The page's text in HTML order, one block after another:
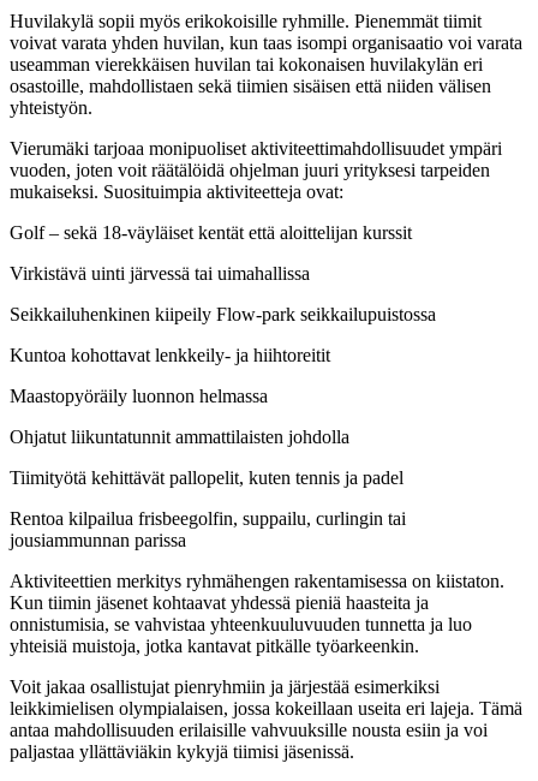
Huvilakylä sopii myös erikokoisille ryhmille. Pienemmät tiimit
voivat varata yhden huvilan, kun taas isompi organisaatio voi varata
useamman vierekkäisen huvilan tai kokonaisen huvilakylän eri
osastoille, mahdollistaen sekä tiimien sisäisen että niiden välisen
yhteistyön.
Vierumäki tarjoaa monipuoliset aktiviteettimahdollisuudet ympäri
vuoden, joten voit räätälöidä ohjelman juuri yrityksesi tarpeiden
mukaiseksi. Suosituimpia aktiviteetteja ovat:
Golf – sekä 18-väyläiset kentät että aloittelijan kurssit
Virkistävä uinti järvessä tai uimahallissa
Seikkailuhenkinen kiipeily Flow-park seikkailupuistossa
Kuntoa kohottavat lenkkeily- ja hiihtoreitit
Maastopyöräily luonnon helmassa
Ohjatut liikuntatunnit ammattilaisten johdolla
Tiimityötä kehittävät pallopelit, kuten tennis ja padel
Rentoa kilpailua frisbeegolfin, suppailu, curlingin tai
jousiammunnan parissa
Aktiviteettien merkitys ryhmähengen rakentamisessa on kiistaton.
Kun tiimin jäsenet kohtaavat yhdessä pieniä haasteita ja
onnistumisia, se vahvistaa yhteenkuuluvuuden tunnetta ja luo
yhteisiä muistoja, jotka kantavat pitkälle työarkeenkin.
Voit jakaa osallistujat pienryhmiin ja järjestää esimerkiksi
leikkimielisen olympialaisen, jossa kokeillaan useita eri lajeja. Tämä
antaa mahdollisuuden erilaisille vahvuuksille nousta esiin ja voi
paljastaa yllättäviäkin kykyjä tiimisi jäsenissä.